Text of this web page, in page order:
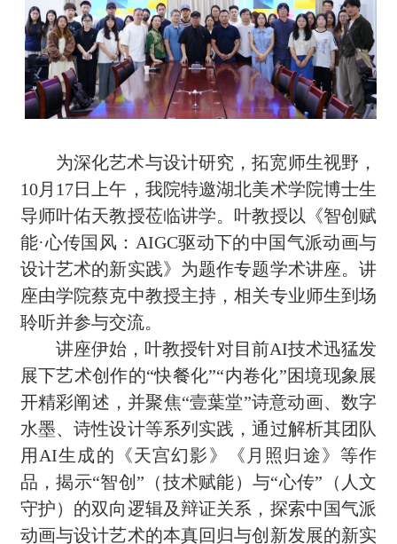
为深化艺术与设计研究，拓宽师生视野，
10月17日上午，我院特邀湖北美术学院博士生
导师叶佑天教授莅临讲学。叶教授以《智创赋
能·心传国风：AIGC驱动下的中国气派动画与
设计艺术的新实践》为题作专题学术讲座。讲
座由学院蔡克中教授主持，相关专业师生到场
聆听并参与交流。
讲座伊始，叶教授针对目前AI技术迅猛发
展下艺术创作的“快餐化”“内卷化”困境现象展
开精彩阐述，并聚焦“壹葉堂”诗意动画、数字
水墨、诗性设计等系列实践，通过解析其团队
用AI生成的《天宫幻影》《月照归途》等作
品，揭示“智创”（技术赋能）与“心传”（人文
守护）的双向逻辑及辩证关系，探索中国气派
动画与设计艺术的本真回归与创新发展的新实